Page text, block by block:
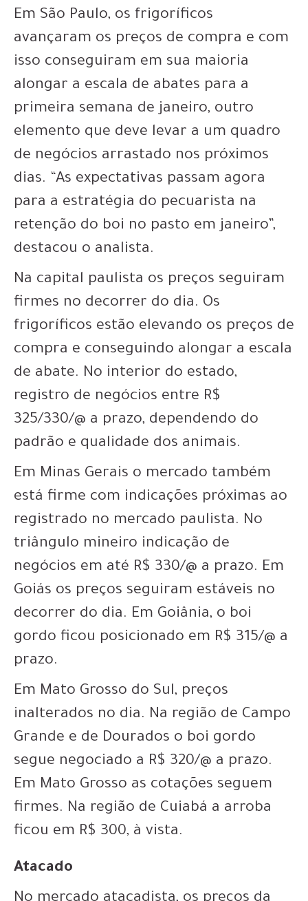
Em São Paulo, os frigoríficos
avançaram os preços de compra e com
isso conseguiram em sua maioria
alongar a escala de abates para a
primeira semana de janeiro, outro
elemento que deve levar a um quadro
de negócios arrastado nos próximos
dias. “As expectativas passam agora
para a estratégia do pecuarista na
retenção do boi no pasto em janeiro”,
destacou o analista.
Na capital paulista os preços seguiram
firmes no decorrer do dia. Os
frigoríficos estão elevando os preços de
compra e conseguindo alongar a escala
de abate. No interior do estado,
registro de negócios entre R$
325/330/@ a prazo, dependendo do
padrão e qualidade dos animais.
Em Minas Gerais o mercado também
está firme com indicações próximas ao
registrado no mercado paulista. No
triângulo mineiro indicação de
negócios em até R$ 330/@ a prazo. Em
Goiás os preços seguiram estáveis no
decorrer do dia. Em Goiânia, o boi
gordo ficou posicionado em R$ 315/@ a
prazo.
Em Mato Grosso do Sul, preços
inalterados no dia. Na região de Campo
Grande e de Dourados o boi gordo
segue negociado a R$ 320/@ a prazo.
Em Mato Grosso as cotações seguem
firmes. Na região de Cuiabá a arroba
ficou em R$ 300, à vista.
Atacado